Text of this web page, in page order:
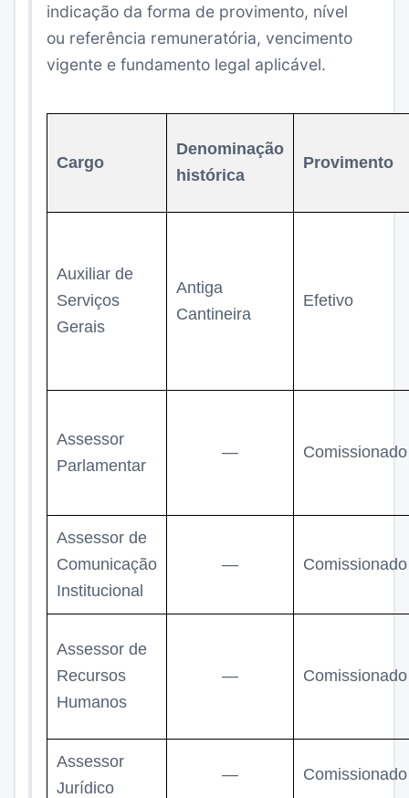
indicação da forma de provimento, nível
ou referência remuneratória, vencimento
vigente e fundamento legal aplicável.
Cargo
Denominação
histórica
Provimento
Auxiliar de
Serviços
Gerais
Antiga
Cantineira
Efetivo
Assessor
Parlamentar
— Comissionado
Assessor de
Comunicação
Institucional
— Comissionado
Assessor de
Recursos
Humanos
— Comissionado
Assessor
Jurídico
— Comissionado